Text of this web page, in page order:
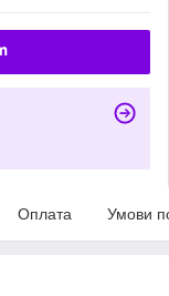
Оплата Умови